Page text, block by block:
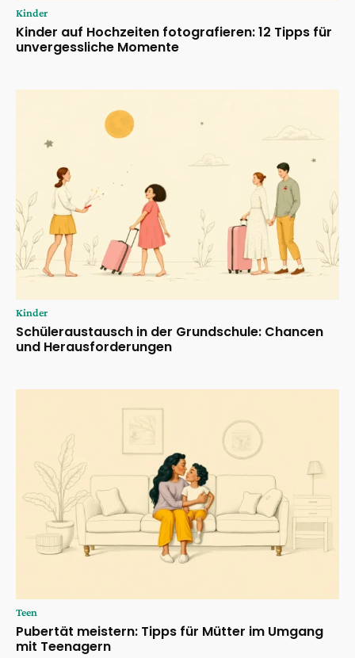
Kinder
Kinder auf Hochzeiten fotografieren: 12 Tipps für
unvergessliche Momente
Kinder
Schüleraustausch in der Grundschule: Chancen
und Herausforderungen
Teen
Pubertät meistern: Tipps für Mütter im Umgang
mit Teenagern